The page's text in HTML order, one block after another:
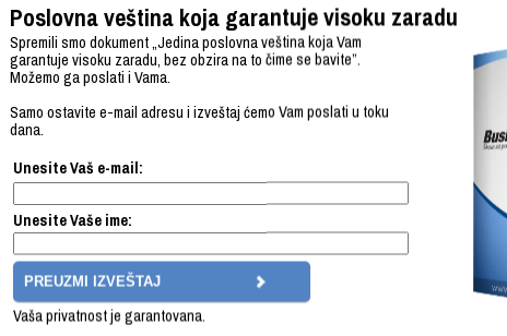
Poslovna veština koja garantuje visoku zaradu
Spremili smo dokument „Jedina poslovna veština koja Vam
garantuje visoku zaradu, bez obzira na to čime se bavite”.
Možemo ga poslati i Vama.
Samo ostavite e-mail adresu i izveštaj ćemo Vam poslati u toku
dana.
Unesite Vaš e-mail:
Unesite Vaše ime:
Vaša privatnost je garantovana.
koji će
Marketing Memo
Šta je to dobar Web sajt i šta on mora sadržati?
– CRM sistem
Kultura usluge prema kupcima - customer
service
kupaca?
Šta je copywriting?
Internet marketing strategije